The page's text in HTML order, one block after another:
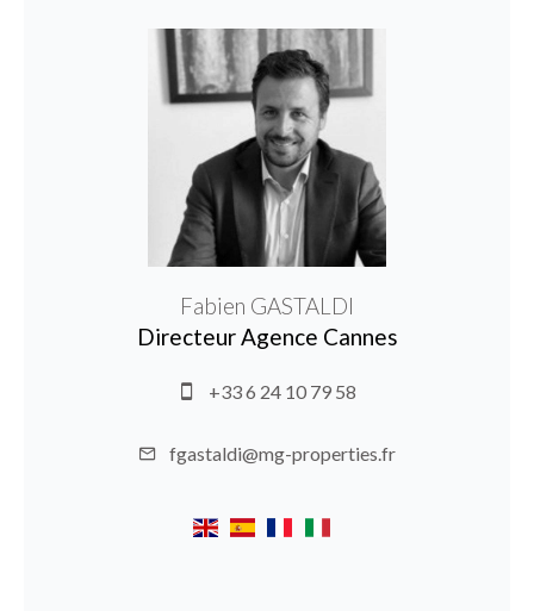
Fabien GASTALDI
Directeur Agence Cannes
+33 6 24 10 79 58
fgastaldi@mg-properties.fr